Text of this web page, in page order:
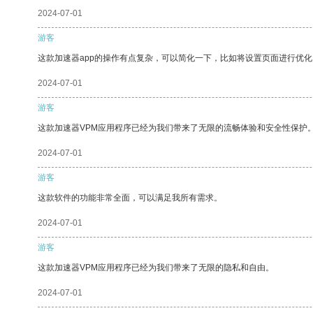
2024-07-01
游客
这款加速器app的操作有点复杂，可以简化一下，比如将设置页面进行优
2024-07-01
游客
这款加速器VPM应用程序已经为我们带来了无限的流畅体验和安全性保护
2024-07-01
游客
这款软件的功能非常全面，可以满足我所有需求。
2024-07-01
游客
这款加速器VPM应用程序已经为我们带来了无限的隐私和自由。
2024-07-01